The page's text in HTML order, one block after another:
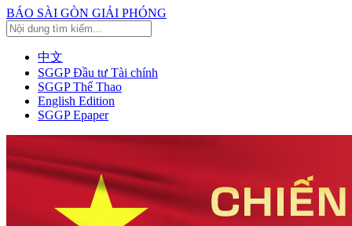
BÁO SÀI GÒN GIẢI PHÓNG
中文
SGGP Đầu tư Tài chính
SGGP Thể Thao
English Edition
SGGP Epaper